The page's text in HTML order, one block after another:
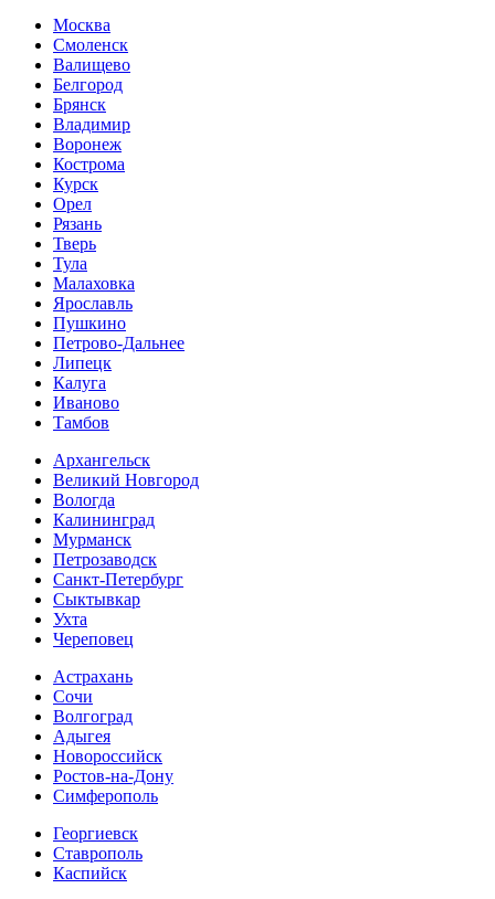
Москва
Смоленск
Валищево
Белгород
Брянск
Владимир
Воронеж
Кострома
Курск
Орел
Рязань
Тверь
Тула
Малаховка
Ярославль
Пушкино
Петрово-Дальнее
Липецк
Калуга
Иваново
Тамбов
Архангельск
Великий Новгород
Вологда
Калининград
Мурманск
Петрозаводск
Санкт-Петербург
Сыктывкар
Ухта
Череповец
Астрахань
Сочи
Волгоград
Адыгея
Новороссийск
Ростов-на-Дону
Симферополь
Георгиевск
Ставрополь
Каспийск